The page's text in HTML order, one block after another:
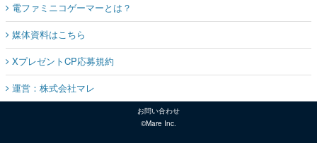
電ファミニコゲーマーとは？
媒体資料はこちら
XプレゼントCP応募規約
運営：株式会社マレ
お問い合わせ
©Mare Inc.